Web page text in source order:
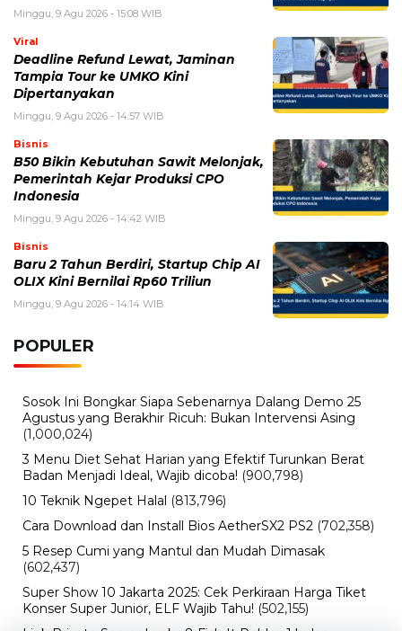
Minggu, 9 Agu 2026 - 15:08 WIB
Viral
Deadline Refund Lewat, Jaminan
Tampia Tour ke UMKO Kini
Dipertanyakan
Minggu, 9 Agu 2026 - 14:57 WIB
Bisnis
B50 Bikin Kebutuhan Sawit Melonjak,
Pemerintah Kejar Produksi CPO
Indonesia
Minggu, 9 Agu 2026 - 14:42 WIB
Bisnis
Baru 2 Tahun Berdiri, Startup Chip AI
OLIX Kini Bernilai Rp60 Triliun
Minggu, 9 Agu 2026 - 14:14 WIB
POPULER
Sosok Ini Bongkar Siapa Sebenarnya Dalang Demo 25
Agustus yang Berakhir Ricuh: Bukan Intervensi Asing
(1,000,024)
3 Menu Diet Sehat Harian yang Efektif Turunkan Berat
Badan Menjadi Ideal, Wajib dicoba! (900,798)
10 Teknik Ngepet Halal (813,796)
Cara Download dan Install Bios AetherSX2 PS2 (702,358)
5 Resep Cumi yang Mantul dan Mudah Dimasak
(602,437)
Super Show 10 Jakarta 2025: Cek Perkiraan Harga Tiket
Konser Super Junior, ELF Wajib Tahu! (502,155)